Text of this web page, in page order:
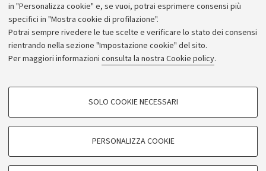
in "Personalizza cookie" e, se vuoi, potrai esprimere consensi più
specifici in "Mostra cookie di profilazione".
Potrai sempre rivedere le tue scelte e verificare lo stato dei consensi
rientrando nella sezione "Impostazione cookie" del sito.
Per maggiori informazioni consulta la nostra Cookie policy.
COOKIE DI PROFILAZIONE - FACOLTATIVI
SOLO COOKIE NECESSARI
PERSONALIZZA COOKIE
Comunicati stampa
Redazione
Rassegna stampa
© Copyright 2026 - ALMA MATER STUDIORUM - Università di
Bologna - Via Zamboni, 33 - 40126 Bologna - PI: 01131710376 -